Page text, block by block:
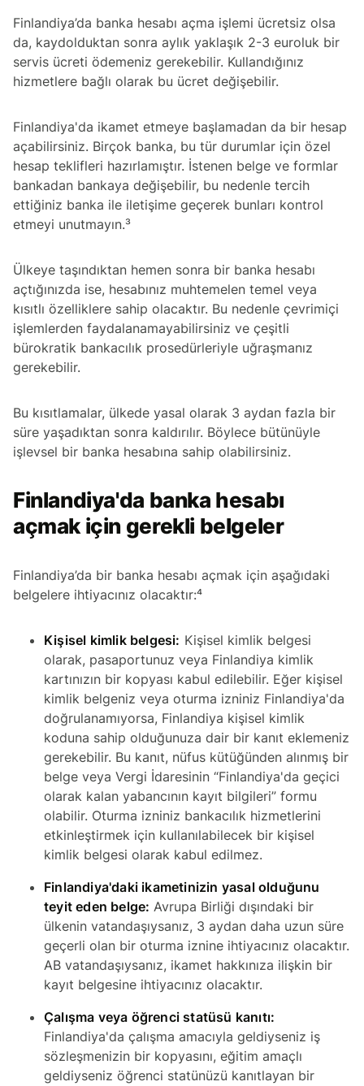
Finlandiya’da banka hesabı açma işlemi ücretsiz olsa
da, kaydolduktan sonra aylık yaklaşık 2-3 euroluk bir
servis ücreti ödemeniz gerekebilir. Kullandığınız
hizmetlere bağlı olarak bu ücret değişebilir.
Finlandiya'da ikamet etmeye başlamadan da bir hesap
açabilirsiniz. Birçok banka, bu tür durumlar için özel
hesap teklifleri hazırlamıştır. İstenen belge ve formlar
bankadan bankaya değişebilir, bu nedenle tercih
ettiğiniz banka ile iletişime geçerek bunları kontrol
etmeyi unutmayın.³
Ülkeye taşındıktan hemen sonra bir banka hesabı
açtığınızda ise, hesabınız muhtemelen temel veya
kısıtlı özelliklere sahip olacaktır. Bu nedenle çevrimiçi
işlemlerden faydalanamayabilirsiniz ve çeşitli
bürokratik bankacılık prosedürleriyle uğraşmanız
gerekebilir.
Bu kısıtlamalar, ülkede yasal olarak 3 aydan fazla bir
süre yaşadıktan sonra kaldırılır. Böylece bütünüyle
işlevsel bir banka hesabına sahip olabilirsiniz.
Finlandiya'da banka hesabı
açmak için gerekli belgeler
Finlandiya’da bir banka hesabı açmak için aşağıdaki
belgelere ihtiyacınız olacaktır:⁴
Kişisel kimlik belgesi: Kişisel kimlik belgesi
olarak, pasaportunuz veya Finlandiya kimlik
kartınızın bir kopyası kabul edilebilir. Eğer kişisel
kimlik belgeniz veya oturma izniniz Finlandiya'da
doğrulanamıyorsa, Finlandiya kişisel kimlik
koduna sahip olduğunuza dair bir kanıt eklemeniz
gerekebilir. Bu kanıt, nüfus kütüğünden alınmış bir
belge veya Vergi İdaresinin “Finlandiya'da geçici
olarak kalan yabancının kayıt bilgileri” formu
olabilir. Oturma izniniz bankacılık hizmetlerini
etkinleştirmek için kullanılabilecek bir kişisel
kimlik belgesi olarak kabul edilmez.
Finlandiya'daki ikametinizin yasal olduğunu
teyit eden belge: Avrupa Birliği dışındaki bir
ülkenin vatandaşıysanız, 3 aydan daha uzun süre
geçerli olan bir oturma iznine ihtiyacınız olacaktır.
AB vatandaşıysanız, ikamet hakkınıza ilişkin bir
kayıt belgesine ihtiyacınız olacaktır.
Çalışma veya öğrenci statüsü kanıtı:
Finlandiya'da çalışma amacıyla geldiyseniz iş
sözleşmenizin bir kopyasını, eğitim amaçlı
geldiyseniz öğrenci statünüzü kanıtlayan bir